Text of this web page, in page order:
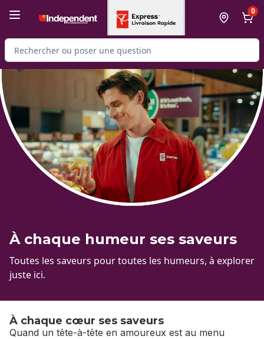
0
Rechercher des produits
À chaque humeur ses saveurs
Toutes les saveurs pour toutes les humeurs, à explorer
juste ici.
À chaque cœur ses saveurs
Quand un tête-à-tête en amoureux est au menu